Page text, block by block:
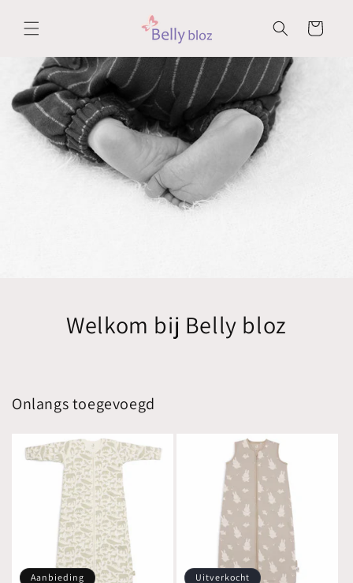
content
Winkelwagen
Welkom bij Belly bloz
Onlangs toegevoegd
Aanbieding Uitverkocht